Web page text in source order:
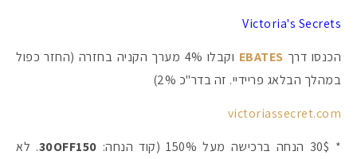
Victoria's Secrets
הכנסו דרך EBATES
וקבלו 4% מערך הקניה בחזרה (החזר כפול
במהלך הבלאג פריידיי. זה בדר"כ 2%)
victoriassecret.com
* 30$ הנחה ברכישה מעל 150% (קוד הנחה:
30OFF150. לא